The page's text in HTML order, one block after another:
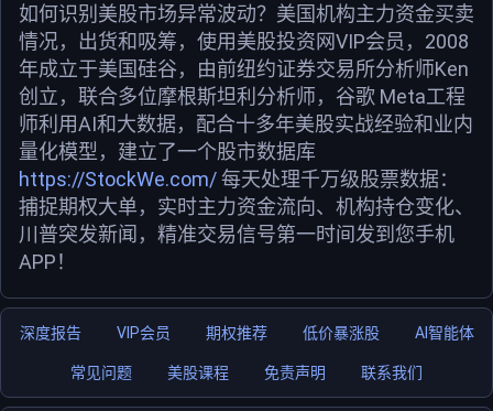
如何识别美股市场异常波动？美国机构主力资金买卖
情况，出货和吸筹，使用美股投资网VIP会员，2008
年成立于美国硅谷，由前纽约证券交易所分析师Ken
创立，联合多位摩根斯坦利分析师，谷歌 Meta工程
师利用AI和大数据，配合十多年美股实战经验和业内
量化模型，建立了一个股市数据库
https://StockWe.com/每天处理千万级股票数据：
捕捉期权大单，实时主力资金流向、机构持仓变化、
川普突发新闻，精准交易信号第一时间发到您手机
APP！
深度报告 VIP会员 期权推荐 低价暴涨股 AI智能体
常见问题 美股课程 免责声明 联系我们